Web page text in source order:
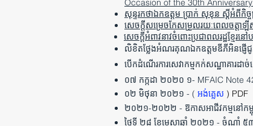
Occasion of the 30th
សុន្ទរកថាឯកឧត្តម ប្រាក់ សុខុន ស្តីអំពីកិ
សេចក្តីសម្រេចកែសម្រួលរយៈពេលចត្តា
សេចក្តីអំពាវនាវចំពោះប្រជាពលរដ្ឋខ្មែរន
លិខិតថ្លែងអំណរគុណឯកឧត្តមឌីភីអិនផ្ញើ
បើកដំណើរការសេវាកម្មកក់សណ្ឋាគារ
០៧ កក្កដា ២០២០ ១- MFAIC Note
០២ មិថុនា ២០២១ - ( អង់គ្លេស ) PDF
២០២១-២០២២ - ឱកាសអាជីវកម្មនៅកម្
ថ្ងៃទី ២៨ ខែមេសាឆ្នាំ ២០២១ - ចំណាំ